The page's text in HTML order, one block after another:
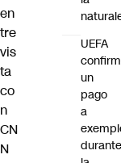
en
tre
vis
ta
co
n
CN
N
UEFA
un
pago
a
durante